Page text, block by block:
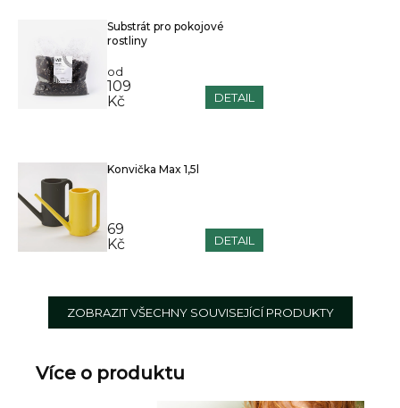
Substrát pro pokojové
rostliny
od
109
Kč
DETAIL
Konvička Max 1,5l
69
Kč
DETAIL
ZOBRAZIT VŠECHNY SOUVISEJÍCÍ PRODUKTY
Více o produktu